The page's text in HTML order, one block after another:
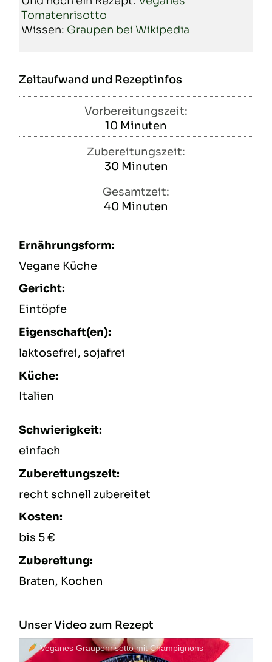
Tomatenrisotto
Wissen: Graupen bei Wikipedia
Zeitaufwand und Rezeptinfos
Vorbereitungszeit:
10 Minuten
Minuten
Zubereitungszeit:
30Minuten
Minuten
Gesamtzeit:
40 Minuten
Minuten
Ernährungsform:
Vegane Küche
Gericht:
Eintöpfe
Eigenschaft(en):
laktosefrei, sojafrei
Küche:
Italien
Schwierigkeit:
einfach
Zubereitungszeit:
recht schnell zubereitet
Kosten:
bis 5 €
Zubereitung:
Braten, Kochen
Unser Video zum Rezept
Veganes Graupenrisotto mit Champignons